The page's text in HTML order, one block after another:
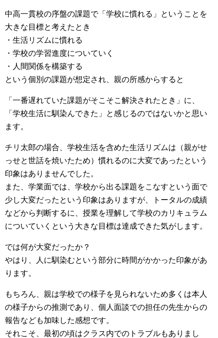
中高一貫校の序盤の課題で「学校に慣れる」ということを
大きな目標と考えたとき
・生活リズムに慣れる
・学校の学習進度についていく
・人間関係を構築する
という個別の課題が想定され、親の所感からすると
「一番遅れていた課題がそこそこ解決されたとき」に、
「学校生活に馴染んできた」と感じるのではないかと思い
ます。
チリ太郎の場合、学校生活を含めた生活リズムは（親がせ
っせと世話を焼いたため）慣れるのに大変であったという
印象はありませんでした。
また、学業面では、学校から出る課題をこなすという面で
少し大変だったという印象はありますが、トータルの成績
などから判断するに、授業を理解して学校のカリキュラム
についていくという大きな目標は達成できた気がします。
では何が大変だったか？
やはり、人に馴染むという部分に時間がかかった印象があ
ります。
もちろん、親は学校での様子を見られないため多くは本人
の様子からの推測であり、個人面談での担任の先生からの
報告なども加味した感想です。
それこそ、最初の頃はクラス内でのトラブルもありまし